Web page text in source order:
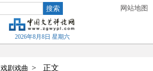
搜索 网站地图
2026年8月8日 星期六
戏剧戏曲 > 正文